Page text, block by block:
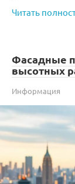
Читать
Фасадные
высотных
Информация